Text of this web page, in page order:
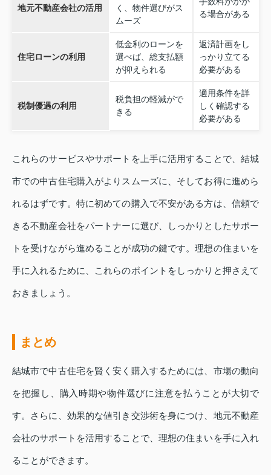
地元不動産会社の活用
く、物件選びがス
ムーズ
る場合がある
住宅ローンの利用
低金利のローンを
選べば、総支払額
が抑えられる
返済計画をし
っかり立てる
必要がある
税制優遇の利用
税負担の軽減がで
きる
適用条件を詳
しく確認する
必要がある
これらのサービスやサポートを上手に活用することで、結城
市での中古住宅購入がよりスムーズに、そしてお得に進めら
れるはずです。特に初めての購入で不安がある方は、信頼で
きる不動産会社をパートナーに選び、しっかりとしたサポー
トを受けながら進めることが成功の鍵です。理想の住まいを
手に入れるために、これらのポイントをしっかりと押さえて
おきましょう。
まとめ
結城市で中古住宅を賢く安く購入するためには、市場の動向
を把握し、購入時期や物件選びに注意を払うことが大切で
す。さらに、効果的な値引き交渉術を身につけ、地元不動産
会社のサポートを活用することで、理想の住まいを手に入れ
ることができます。